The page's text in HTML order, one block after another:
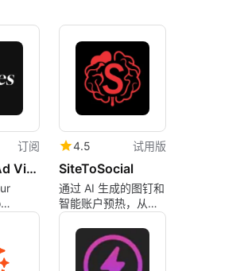
订阅
Vokes: AI Ad Video Tool Online
AI
4.5 试用版
SiteToSocial
通过 AI 生成的图钉和
智能账户预热，从任
何网站自动发布
Pinterest。